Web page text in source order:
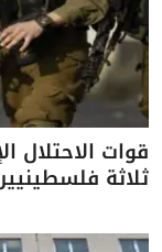
قوات الاحتلال
ثلاثة